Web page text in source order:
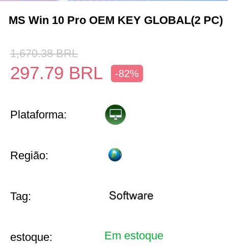
MS Win 10 Pro OEM KEY GLOBAL(2 PC)
1,670.38 BRL
297.79 BRL -82%
Plataforma:
Região:
Tag:
estoque: Em estoque